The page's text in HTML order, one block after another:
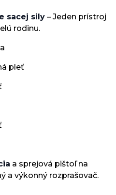
sacej sily – Jeden prístroj
rodinu.
pleť
a sprejová pištoľ na
a výkonný rozprašovač.